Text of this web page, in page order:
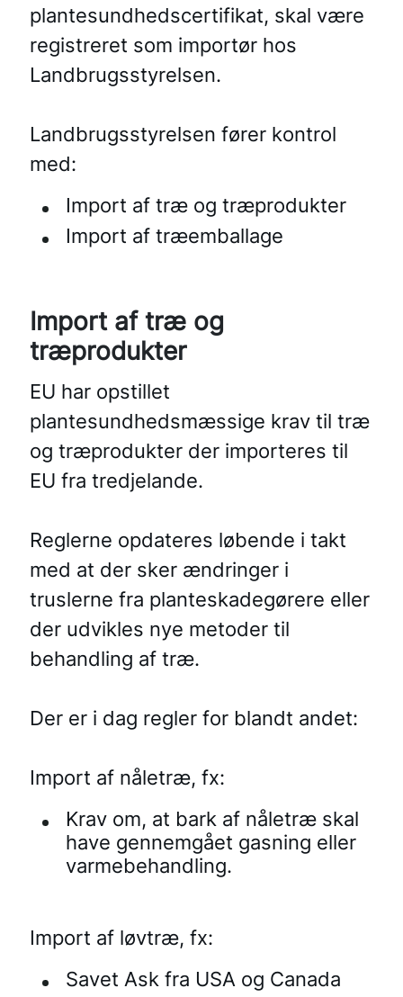
plantesundhedscertifikat, skal være
registreret som importør hos
Landbrugsstyrelsen.
Landbrugsstyrelsen fører kontrol
med:
Import af træ og træprodukter
Import af træemballage
Import af træ og
træprodukter
EU har opstillet
plantesundhedsmæssige krav til træ
og træprodukter der importeres til
EU fra tredjelande.
Reglerne opdateres løbende i takt
med at der sker ændringer i
truslerne fra planteskadegørere eller
der udvikles nye metoder til
behandling af træ.
Der er i dag regler for blandt andet:
Import af nåletræ, fx:
Krav om, at bark af nåletræ skal
have gennemgået gasning eller
varmebehandling.
Import af løvtræ, fx:
Savet Ask fra USA og Canada